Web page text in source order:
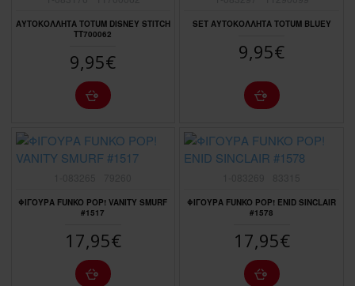
ΑΥΤΟΚΟΛΛΗΤΑ TOTUM DISNEY STITCH
TT700062
9,95€
SET ΑΥΤΟΚΟΛΛΗΤΑ TOTUM BLUEY
9,95€
ΦΙΓΟΥΡΑ FUNKO POP! VANITY SMURF
#1517
17,95€
ΦΙΓΟΥΡΑ FUNKO POP! ENID SINCLAIR
#1578
17,95€